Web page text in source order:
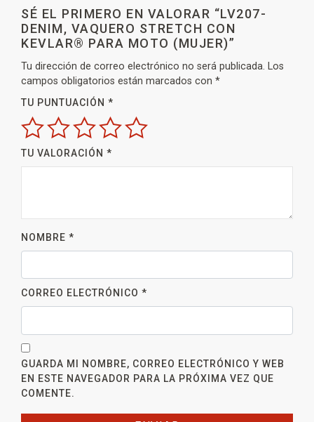
SÉ EL PRIMERO EN VALORAR “LV207-
DENIM, VAQUERO STRETCH CON
KEVLAR® PARA MOTO (MUJER)”
Tu dirección de correo electrónico no será publicada. Los
campos obligatorios están marcados con *
TU PUNTUACIÓN *
TU VALORACIÓN *
NOMBRE *
CORREO ELECTRÓNICO *
GUARDA MI NOMBRE, CORREO ELECTRÓNICO Y WEB
EN ESTE NAVEGADOR PARA LA PRÓXIMA VEZ QUE
COMENTE.